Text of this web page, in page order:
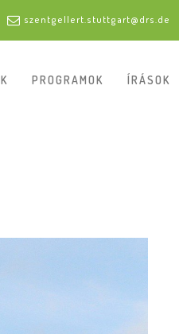
szentgellert.stuttgart@drs.de
PROGRAMOK ÍRÁSOK